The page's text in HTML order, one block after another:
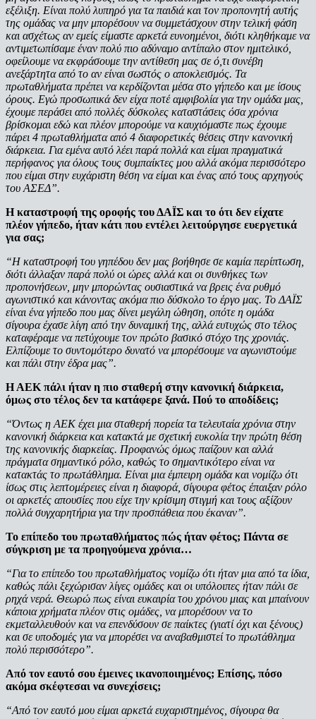
εξέλιξη. Είναι πολύ λυπηρό για τα παιδιά και τον προπονητή αυτής
της ομάδας να μην μπορέσουν να συμμετάσχουν στην τελική φάση
και ασχέτως αν εμείς είμαστε αρκετά ευνοημένοι, διότι κληθήκαμε να
αντιμετωπίσαμε έναν πολύ πιο αδύναμο αντίπαλο στον ημιτελικό,
οφείλουμε να εκφράσουμε την αντίθεση μας σε ό,τι συνέβη
ανεξάρτητα από το αν είναι σωστός ο αποκλεισμός. Τα
πρωταθλήματα πρέπει να κερδίζονται μέσα στο γήπεδο και με ίσους
όρους. Εγώ προσωπικά δεν είχα ποτέ αμφιβολία για την ομάδα μας,
έχουμε περάσει από πολλές δύσκολες καταστάσεις όσα χρόνια
βρίσκομαι εδώ και πλέον μπορούμε να καυχιόμαστε πως έχουμε
πάρει 4 πρωταθλήματα από 4 διαφορετικές θέσεις στην κανονική
διάρκεια. Για εμένα αυτό λέει παρά πολλά και είμαι πραγματικά
περήφανος για όλους τους συμπαίκτες μου αλλά ακόμα περισσότερο
που είμαι στην ευχάριστη θέση να είμαι και ένας από τους αρχηγούς
του ΑΣΕΔ”.
Η καταστροφή της οροφής του ΔΑΪΣ και το ότι δεν είχατε
πλέον γήπεδο, ήταν κάτι που εντέλει λειτούργησε ευεργετικά
για σας;
“Η καταστροφή του γηπέδου δεν μας βοήθησε σε καμία περίπτωση,
διότι άλλαξαν παρά πολύ οι ώρες αλλά και οι συνθήκες των
προπονήσεων, μην μπορώντας ουσιαστικά να βρεις ένα ρυθμό
αγωνιστικό και κάνοντας ακόμα πιο δύσκολο το έργο μας. Το ΔΑΪΣ
είναι ένα γήπεδο που μας δίνει μεγάλη ώθηση, οπότε η ομάδα
σίγουρα έχασε λίγη από την δυναμική της, αλλά ευτυχώς στο τέλος
καταφέραμε να πετύχουμε τον πρώτο βασικό στόχο της χρονιάς.
Ελπίζουμε το συντομότερο δυνατό να μπορέσουμε να αγωνιστούμε
και πάλι στην έδρα μας”.
Η ΑΕΚ πάλι ήταν η πιο σταθερή στην κανονική διάρκεια,
όμως στο τέλος δεν τα κατάφερε ξανά. Πού το αποδίδεις;
“Όντως η ΑΕΚ έχει μια σταθερή πορεία τα τελευταία χρόνια στην
κανονική διάρκεια και κατακτά με σχετική ευκολία την πρώτη θέση
της κανονικής διαρκείας. Προφανώς όμως παίζουν και αλλά
πράγματα σημαντικό ρόλο, καθώς το σημαντικότερο είναι να
κατακτάς το πρωτάθλημα. Είναι μια έμπειρη ομάδα και νομίζω ότι
ίσως στις λεπτομέρειες είναι η διαφορά, σίγουρα φέτος έπαιξαν ρόλο
οι αρκετές απουσίες που είχε την κρίσιμη στιγμή και τους αξίζουν
πολλά συγχαρητήρια για την προσπάθεια που έκαναν”.
Το επίπεδο του πρωταθλήματος πώς ήταν φέτος; Πάντα σε
σύγκριση με τα προηγούμενα χρόνια…
“Για το επίπεδο του πρωταθλήματος νομίζω ότι ήταν μια από τα ίδια,
καθώς πάλι ξεχώρισαν λίγες ομάδες και οι υπόλοιπες ήταν πάλι σε
ρηχά νερά. Θεωρώ πως είναι ευκαιρία του χρόνου μιας και μπαίνουν
κάποια χρήματα πλέον στις ομάδες, να μπορέσουν να το
εκμεταλλευθούν και να επενδύσουν σε παίκτες (γιατί όχι και ξένους)
και σε υποδομές για να μπορέσει να αναβαθμιστεί το πρωτάθλημα
πολύ περισσότερο”.
Από τον εαυτό σου έμεινες ικανοποιημένος; Επίσης, πόσο
ακόμα σκέφτεσαι να συνεχίσεις;
“Από τον εαυτό μου είμαι αρκετά ευχαριστημένος, σίγουρα θα